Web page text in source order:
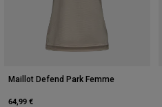
Maillot Defend Park Femme
64,99 €